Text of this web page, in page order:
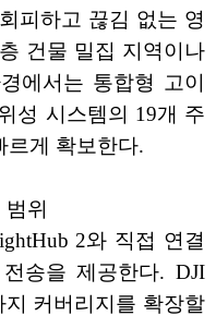
피하고 끊김 없는 영
건물 밀집 지역이나
에서는 통합형 고이
성 시스템의 19개 주
르게 확보한다.
위
2와 직접 연결
송을 제공한다. DJI
지 커버리지를 확장할